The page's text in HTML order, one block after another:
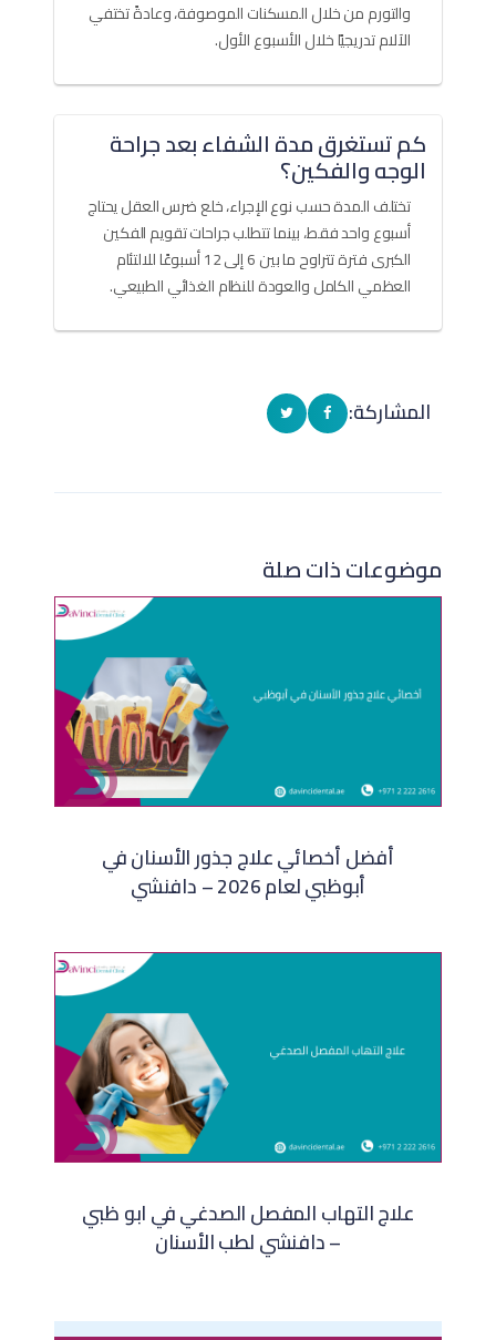
والتورم من خلال المسكنات الموصوفة، وعادةً تختفي
الآلام تدريجيًا خلال الأسبوع الأول.
كم تستغرق مدة الشفاء بعد جراحة
الوجه والفكين؟
تختلف المدة حسب نوع الإجراء، خلع ضرس العقل يحتاج
أسبوع واحد فقط، بينما تتطلب جراحات تقويم الفكين
الكبرى فترة تتراوح ما بين 6 إلى 12 أسبوعًا للالتئام
العظمي الكامل والعودة للنظام الغذائي الطبيعي.
المشاركة:
موضوعات ذات صلة
أفضل أخصائي علاج جذور الأسنان في
أبوظبي لعام 2026 – دافنشي
علاج التهاب المفصل الصدغي في ابو ظبي
– دافنشي لطب الأسنان